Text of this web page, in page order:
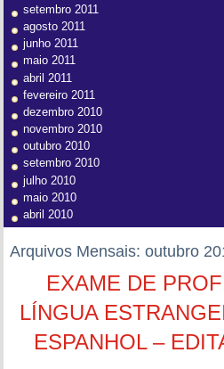
setembro 2011
agosto 2011
junho 2011
maio 2011
abril 2011
fevereiro 2011
dezembro 2010
novembro 2010
outubro 2010
setembro 2010
julho 2010
maio 2010
abril 2010
Arquivos Mensais:outubro
EXAME DE
LÍNGUA
ESPANHOL –